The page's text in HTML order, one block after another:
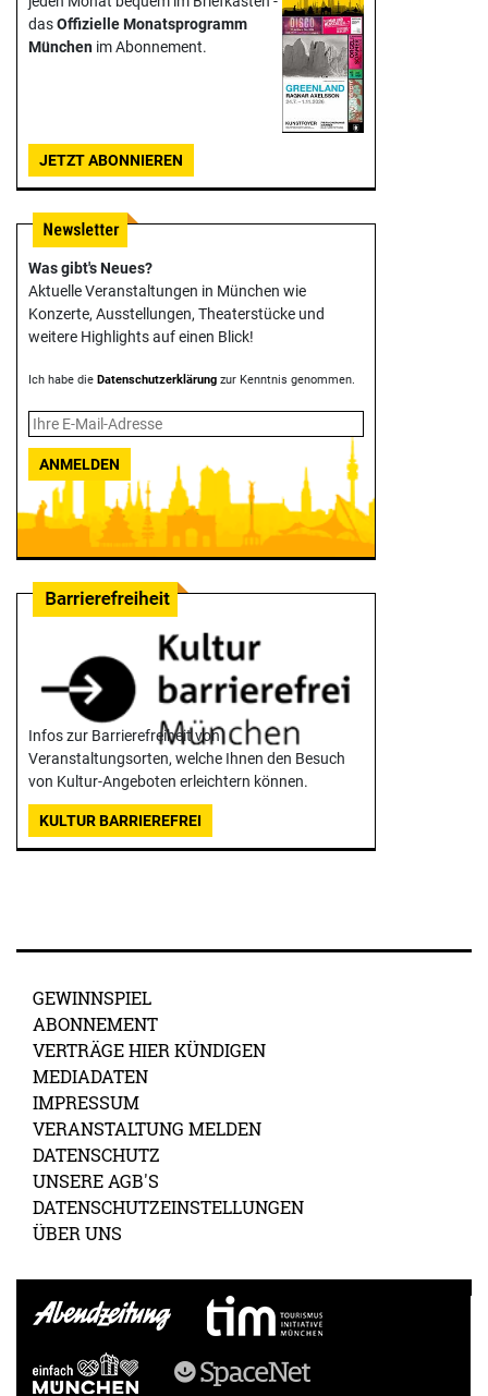
dasOffizielle Monats­programm
München im Abonnement.
JETZT ABONNIEREN
Was gibt's Neues?
Aktuelle Veranstaltungen in München wie
Konzerte, Ausstellungen, Theater­stücke und
weitere Highlights auf einen Blick!
Ich habe die Datenschutzerklärung zur Kenntnis genommen.
ANMELDEN
Infos zur Barrierefreiheit von
Veranstaltungsorten, welche Ihnen den Besuch
von Kultur-Angeboten erleichtern können.
KULTUR BARRIEREFREI
GEWINNSPIEL
ABONNEMENT
VERTRÄGE HIER KÜNDIGEN
MEDIADATEN
IMPRESSUM
VERANSTALTUNG MELDEN
DATENSCHUTZ
UNSERE AGB'S
DATENSCHUTZEINSTELLUNGEN
ÜBER UNS